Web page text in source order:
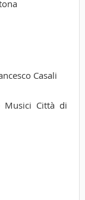
Casali
Musici Città di